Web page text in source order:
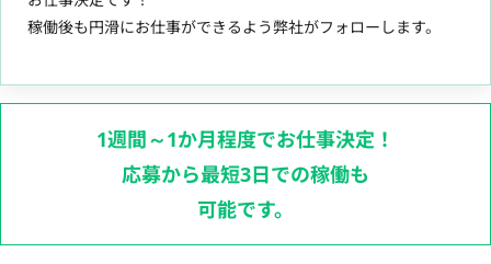
稼働後も円滑にお仕事ができるよう弊社がフォローします。
1週間～1か月程度でお仕事決定！
応募から最短3日での稼働も
可能です。